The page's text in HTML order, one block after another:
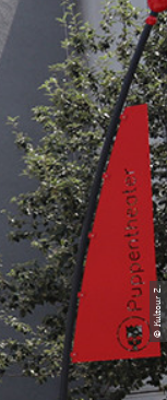
© Kultour Z.